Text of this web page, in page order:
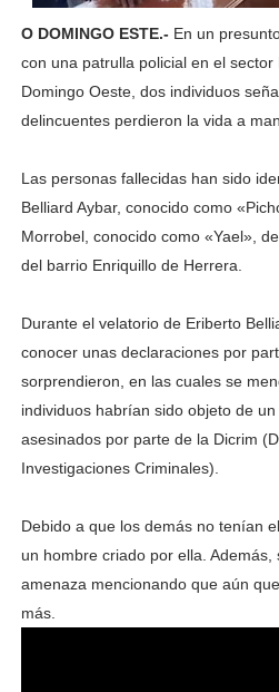
O DOMINGO ESTE.- En un
con una patrulla policial en el
Domingo Oeste, dos individuos
delincuentes perdieron la vida a
Las personas fallecidas han sido
Belliard Aybar, conocido como
Morrobel, conocido como «Yael»,
del barrio Enriquillo de Herrera.
Durante el velatorio de Eriberto
conocer unas declaraciones por
sorprendieron, en las cuales se
individuos habrían sido objeto de
asesinados por parte de la Dicrim
Investigaciones Criminales).
Debido a que los demás no tenían
un hombre criado por ella. Además,
amenaza mencionando que aún
más.